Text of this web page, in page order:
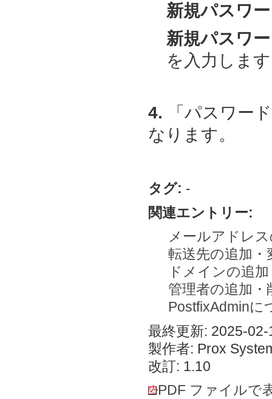
新規パスワ
新規パスワ
を入力しま
4. 「パスワー
なります。
タグ: -
関連エントリー:
メールアドレ
転送先の追加・
ドメインの追
管理者の追加・
PostfixAdminに
最終更新: 2025-
製作者: Prox
改訂: 1.10
PDF ファイルで